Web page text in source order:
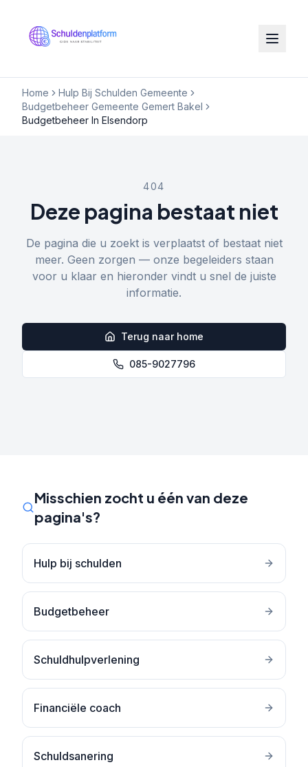
Home
Hulp Bij Schulden Gemeente
Budgetbeheer Gemeente Gemert Bakel
Budgetbeheer In Elsendorp
404
Deze pagina bestaat niet
De pagina die u zoekt is verplaatst of bestaat niet
meer. Geen zorgen — onze begeleiders staan
voor u klaar en hieronder vindt u snel de juiste
informatie.
Terug naar home
085-9027796
Misschien zocht u één van deze
pagina's?
Hulp bij schulden
Budgetbeheer
Schuldhulpverlening
Financiële coach
Schuldsanering